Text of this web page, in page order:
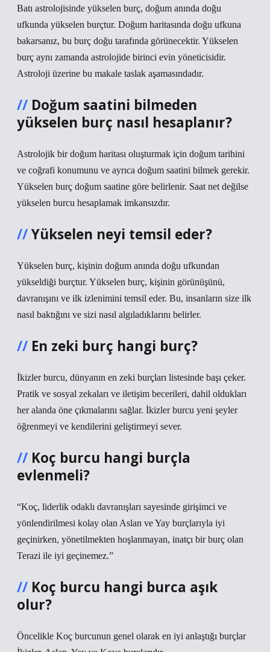
Batı astrolojisinde yükselen burç, doğum anında doğu
ufkunda yükselen burçtur. Doğum haritasında doğu ufkuna
bakarsanız, bu burç doğu tarafında görünecektir. Yükselen
burç aynı zamanda astrolojide birinci evin yöneticisidir.
Astroloji üzerine bu makale taslak aşamasındadır.
Doğum saatini bilmeden
yükselen burç nasıl hesaplanır?
Astrolojik bir doğum haritası oluşturmak için doğum tarihini
ve coğrafi konumunu ve ayrıca doğum saatini bilmek gerekir.
Yükselen burç doğum saatine göre belirlenir. Saat net değilse
yükselen burcu hesaplamak imkansızdır.
Yükselen neyi temsil eder?
Yükselen burç, kişinin doğum anında doğu ufkundan
yükseldiği burçtur. Yükselen burç, kişinin görünüşünü,
davranışını ve ilk izlenimini temsil eder. Bu, insanların size ilk
nasıl baktığını ve sizi nasıl algıladıklarını belirler.
En zeki burç hangi burç?
İkizler burcu, dünyanın en zeki burçları listesinde başı çeker.
Pratik ve sosyal zekaları ve iletişim becerileri, dahil oldukları
her alanda öne çıkmalarını sağlar. İkizler burcu yeni şeyler
öğrenmeyi ve kendilerini geliştirmeyi sever.
Koç burcu hangi burçla
evlenmeli?
“Koç, liderlik odaklı davranışları sayesinde girişimci ve
yönlendirilmesi kolay olan Aslan ve Yay burçlarıyla iyi
geçinirken, yönetilmekten hoşlanmayan, inatçı bir burç olan
Terazi ile iyi geçinemez.”
Koç burcu hangi burca aşık
olur?
Öncelikle Koç burcunun genel olarak en iyi anlaştığı burçlar